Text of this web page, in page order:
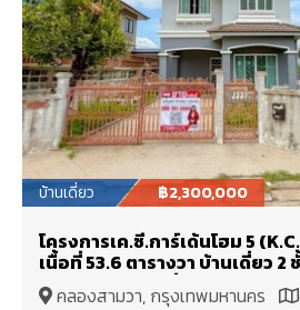
บ้านเดี่ยว ฿2,300,000
โครงการเค.ซี.การ์เด้นโฮม 5
เนื้อที่ 53.6 ตารางวา บ้านเดี่ยว
บริเวณรอบบ้าน สิ่งแวดล้อมดี
คลองสามวา, กรุงเทพมหานคร